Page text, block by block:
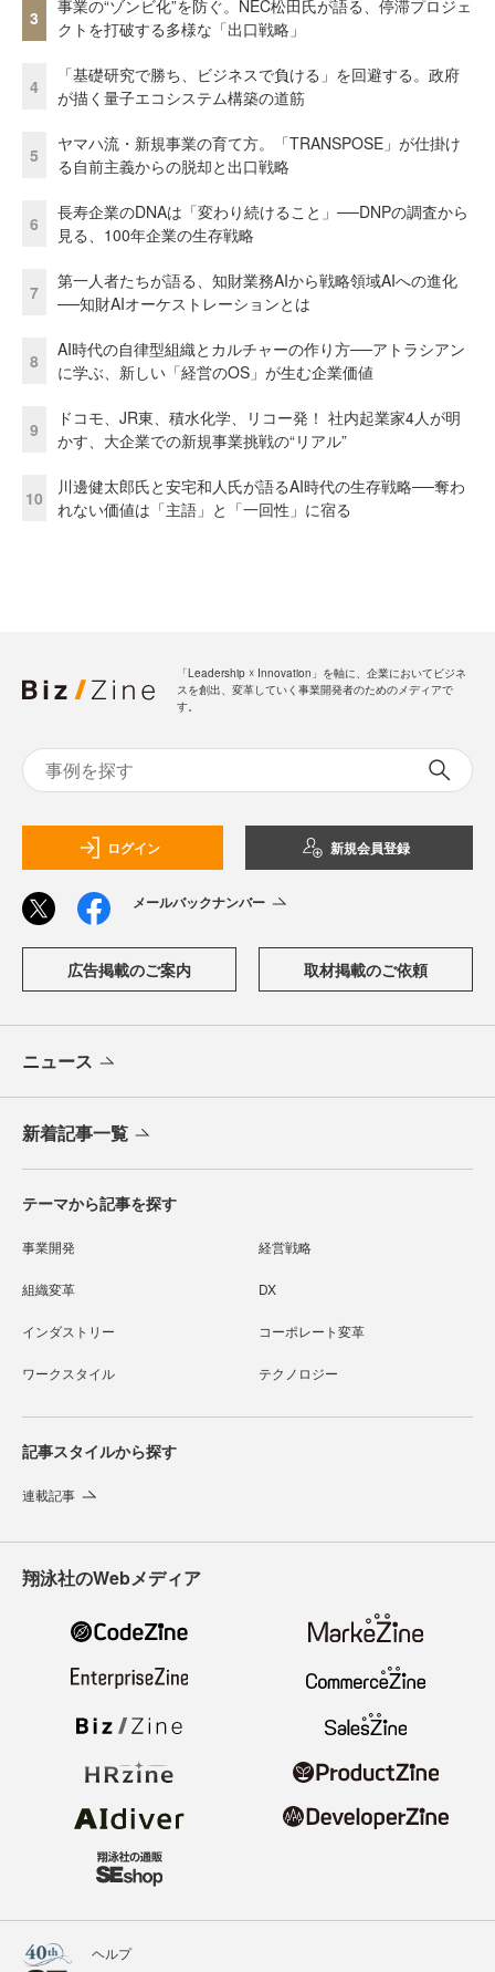
3
事業の“ゾンビ化”を防ぐ。NEC松田氏が語る、停滞プロジェ
クトを打破する多様な「出口戦略」
4
「基礎研究で勝ち、ビジネスで負ける」を回避する。政府
が描く量子エコシステム構築の道筋
5
ヤマハ流・新規事業の育て方。「TRANSPOSE」が仕掛け
る自前主義からの脱却と出口戦略
6
長寿企業のDNAは「変わり続けること」──DNPの調査から
見る、100年企業の生存戦略
7
第一人者たちが語る、知財業務AIから戦略領域AIへの進化
──知財AIオーケストレーションとは
8
AI時代の自律型組織とカルチャーの作り方──アトラシアン
に学ぶ、新しい「経営のOS」が生む企業価値
9
ドコモ、JR東、積水化学、リコー発！ 社内起業家4人が明
かす、大企業での新規事業挑戦の“リアル”
10
川邊健太郎氏と安宅和人氏が語るAI時代の生存戦略──奪わ
れない価値は「主語」と「一回性」に宿る
「Leadership ☓ Innovation」を軸に、企業においてビジネ
スを創出、変革していく事業開発者のためのメディアで
す。
ログイン 新規会員登録
メールバックナンバー
広告掲載のご案内 取材掲載のご依頼
ニュース
新着記事一覧
テーマから記事を探す
事業開発 経営戦略
組織変革 DX
インダストリー コーポレート変革
ワークスタイル テクノロジー
記事スタイルから探す
連載記事
翔泳社のWebメディア
ヘルプ